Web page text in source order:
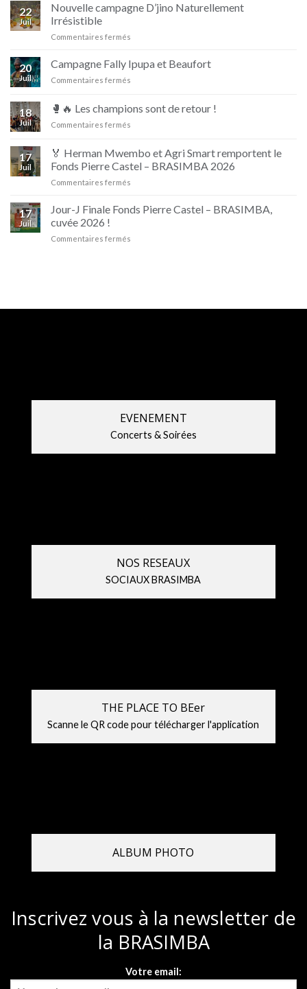
22
Juil
Nouvelle campagne D’jino Naturellement
Irrésistible
Commentaires fermés
campagne
D’jino
20
Juil
Campagne Fally Ipupa et Beaufort
Commentaires fermés
Ipupa
18
Juil
🥊🔥 Les champions sont de retour !
Commentaires fermés
Les
champions
retour
17
Juil
🏅 Herman Mwembo et Agri Smart remportent le
Fonds Pierre Castel – BRASIMBA 2026
Commentaires fermés
Herman
Castel
17
Juil
Jour-J Finale Fonds Pierre Castel – BRASIMBA,
cuvée 2026 !
Commentaires fermés
Castel
EVENEMENT
Concerts & Soirées
NOS RESEAUX
SOCIAUX BRASIMBA
THE PLACE TO BEer
Scanne le QR code pour télécharger l'application
ALBUM PHOTO
Inscrivez vous à la newsletter de
la BRASIMBA
Votre email: